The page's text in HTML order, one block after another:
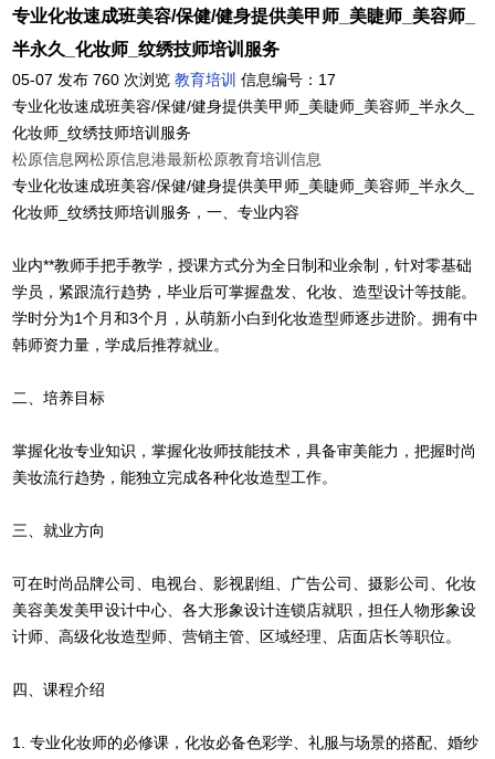
专业化妆速成班美容/保健/健身提供美甲师_美睫师_美容师_
半永久_化妆师_纹绣技师培训服务
05-07 发布 760 次浏览 教育培训 信息编号：17
专业化妆速成班美容/保健/健身提供美甲师_美睫师_美容师_半永久_
化妆师_纹绣技师培训服务
松原信息网松原信息港最新松原教育培训信息
专业化妆速成班美容/保健/健身提供美甲师_美睫师_美容师_半永久_
化妆师_纹绣技师培训服务，一、专业内容
业内**教师手把手教学，授课方式分为全日制和业余制，针对零基础
学员，紧跟流行趋势，毕业后可掌握盘发、化妆、造型设计等技能。
学时分为1个月和3个月，从萌新小白到化妆造型师逐步进阶。拥有中
韩师资力量，学成后推荐就业。
二、培养目标
掌握化妆专业知识，掌握化妆师技能技术，具备审美能力，把握时尚
美妆流行趋势，能独立完成各种化妆造型工作。
三、就业方向
可在时尚品牌公司、电视台、影视剧组、广告公司、摄影公司、化妆
美容美发美甲设计中心、各大形象设计连锁店就职，担任人物形象设
计师、高级化妆造型师、营销主管、区域经理、店面店长等职位。
四、课程介绍
1. 专业化妆师的必修课，化妆必备色彩学、礼服与场景的搭配、婚纱